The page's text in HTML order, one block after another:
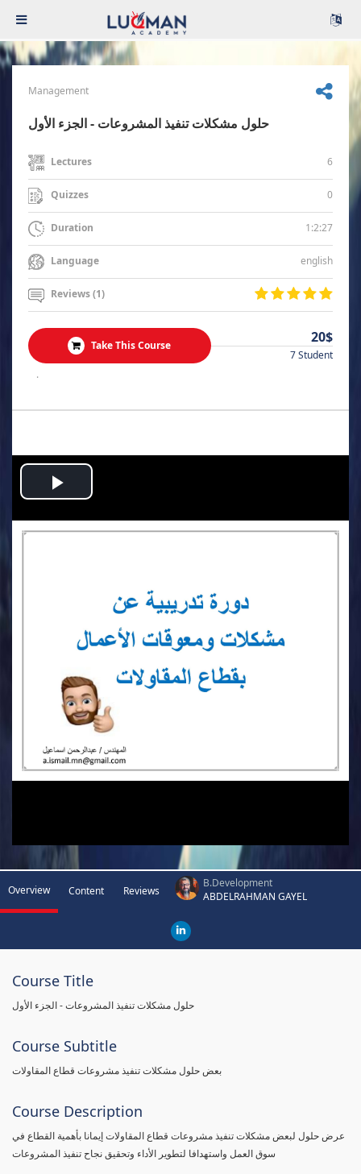
Management
حلول مشكلات تنفيذ المشروعات - الجزء الأول
Lectures 6
Quizzes 0
Duration 1:2:27
Language english
Reviews (1)
Take This Course 20$
7 Student
.
Play
Video
Overview Content Reviews
B.Development
ABDELRAHMAN GAYEL
Course Title
حلول مشكلات تنفيذ المشروعات - الجزء الأول
Course Subtitle
بعض حلول مشكلات تنفيذ مشروعات قطاع المقاولات
Course Description
عرض حلول لبعض مشكلات تنفيذ مشروعات قطاع المقاولات إيمانا بأهمية القطاع في
سوق العمل واستهدافا لتطوير الأداء وتحقيق نجاح تنفيذ المشروعات